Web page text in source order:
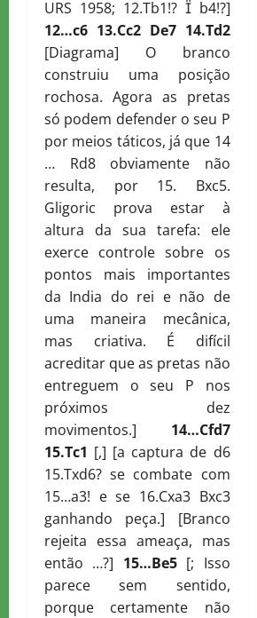
URS 1958; 12.Tb1!?  b4!?]
12…c6 13.Cc2 De7 14.Td2
[Diagrama] O branco
construiu uma posição
rochosa. Agora as pretas
só podem defender o seu P
por meios táticos, já que 14
… Rd8 obviamente não
resulta, por 15. Bxc5.
Gligoric prova estar à
altura da sua tarefa: ele
exerce controle sobre os
pontos mais importantes
da India do rei e não de
uma maneira mecânica,
mas criativa. É difícil
acreditar que as pretas não
entreguem o seu P nos
próximos dez
movimentos.] 14…Cfd7
15.Tc1 [,] [a captura de d6
15.Txd6? se combate com
15…a3! e se 16.Cxa3 Bxc3
ganhando peça.] [Branco
rejeita essa ameaça, mas
então …?] 15…Be5 [; Isso
parece sem sentido,
porque certamente não